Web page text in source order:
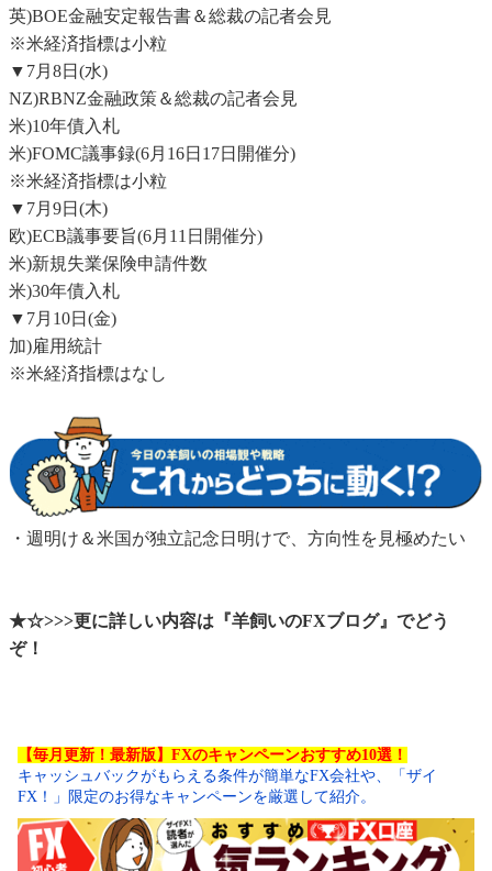
英)BOE金融安定報告書＆総裁の記者会見
※米経済指標は小粒
▼7月8日(水)
NZ)RBNZ金融政策＆総裁の記者会見
米)10年債入札
米)FOMC議事録(6月16日17日開催分)
※米経済指標は小粒
▼7月9日(木)
欧)ECB議事要旨(6月11日開催分)
米)新規失業保険申請件数
米)30年債入札
▼7月10日(金)
加)雇用統計
※米経済指標はなし
・週明け＆米国が独立記念日明けで、方向性を見極めたい
★☆>>>更に詳しい内容は『羊飼いのFXブログ』でどう
ぞ！
【毎月更新！最新版】FXのキャンペーンおすすめ10選！
キャッシュバックがもらえる条件が簡単なFX会社や、「ザイ
FX！」限定のお得なキャンペーンを厳選して紹介。